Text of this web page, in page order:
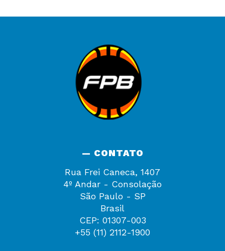
— CONTATO
Rua Frei Caneca, 1407
4º Andar - Consolação
São Paulo - SP
Brasil
CEP: 01307-003
+55 (11) 2112-1900